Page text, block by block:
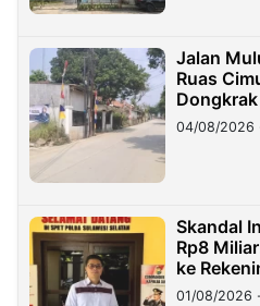
Jalan
Ruas
04/08/2026
Skandal
Rp8
ke
Timur
01/08/2026